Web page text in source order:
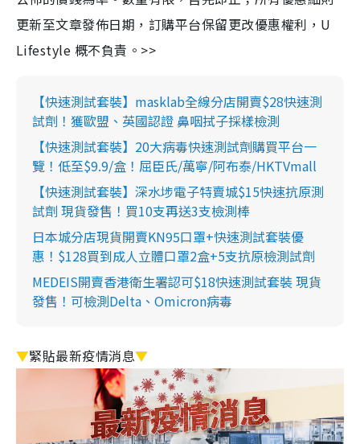
更新至文章發佈日期，訂購平台保留更改優惠權利，U
Lifestyle 概不負責。>>
【快速測試套裝】masklab全線分店開賣$28快速測
試劑！獲歐盟、英國認證 鼻咽拭子採樣檢測
【快速測試套裝】20大病毒快速測試劑購買平台一
覽！低至$9.9/盒！屈臣氏/萬寧/阿布泰/HKTVmall
【快速測試套裝】深水埗電子特賣城$15快速抗原測
試劑 現貨發售！買10支再送3支檢測棒
日本城分店現貨開賣KN95口罩+快速測試套裝優
惠！$128買到成人立體口罩2盒+5支抗原檢測試劑
MEDEIS開賣香港衛生署認可$18快速測試套裝 現貨
發售！可檢測Delta、Omicron病毒
▼緊貼最新疫情消息▼